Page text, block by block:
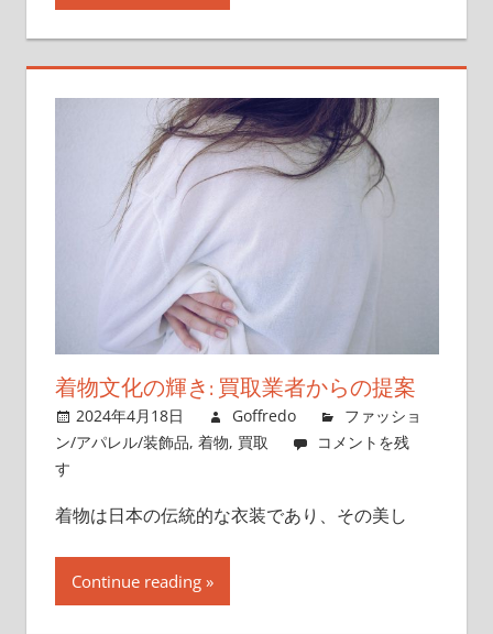
着物文化の輝き: 買取業者からの提案
2024年4月18日 Goffredo
ファッショ
ン/アパレル/装飾品, 着物, 買取
コメントを残
す
着物は日本の伝統的な衣装であり、その美し
Continue reading